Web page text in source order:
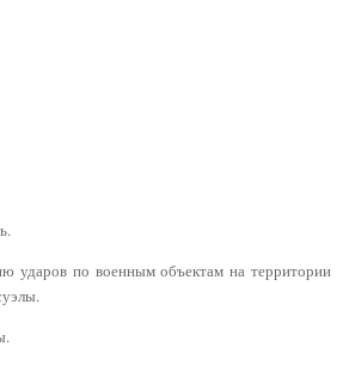
по военным объектам на территории